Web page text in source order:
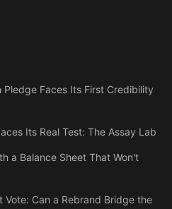
Pledge Faces Its First Credibility
Its Real Test: The Assay Lab
a Balance Sheet That Won't
Vote: Can a Rebrand Bridge the